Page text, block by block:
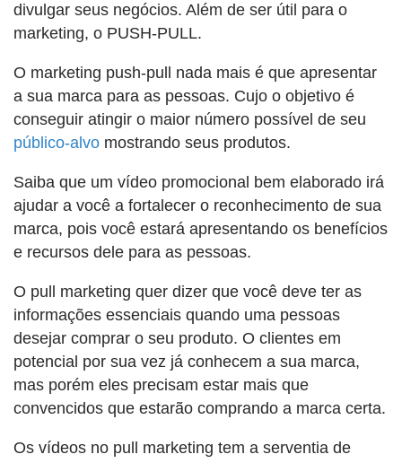
divulgar seus negócios. Além de ser útil para o
marketing, o PUSH-PULL.
O marketing push-pull nada mais é que apresentar
a sua marca para as pessoas. Cujo o objetivo é
conseguir atingir o maior número possível de seu
público-alvo mostrando seus produtos.
Saiba que um vídeo promocional bem elaborado irá
ajudar a você a fortalecer o reconhecimento de sua
marca, pois você estará apresentando os benefícios
e recursos dele para as pessoas.
O pull marketing quer dizer que você deve ter as
informações essenciais quando uma pessoas
desejar comprar o seu produto. O clientes em
potencial por sua vez já conhecem a sua marca,
mas porém eles precisam estar mais que
convencidos que estarão comprando a marca certa.
Os vídeos no pull marketing tem a serventia de